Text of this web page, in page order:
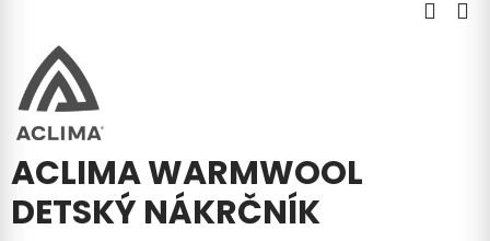
ACLIMA WARMWOOL
DETSKÝ NÁKRČNÍK